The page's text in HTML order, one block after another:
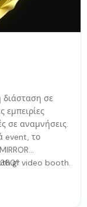
διάσταση σε
εμπειρίες
σε αναμνήσεις.
event, το
video booth.
και την
ότι κάθε
.